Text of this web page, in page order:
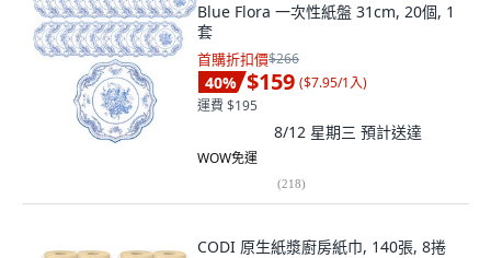
Blue Flora 一次性紙盤 31cm, 20個, 1
套
首購折扣價$266
40% $159 ($7.95/1入)
運費 $195
8/12 星期三 預計送達
WOW免運
(218)
CODI 原生紙漿廚房紙巾, 140張, 8捲